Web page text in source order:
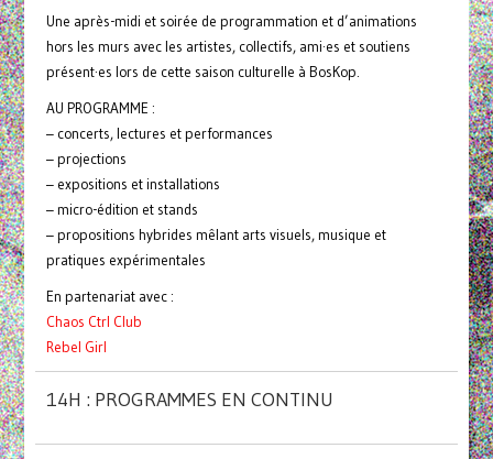
Une après-midi et soirée de programmation et d’animations
hors les murs avec les artistes, collectifs, ami·es et soutiens
présent·es lors de cette saison culturelle à BosKop.
AU PROGRAMME :
– concerts, lectures et performances
– projections
– expositions et installations
– micro-édition et stands
– propositions hybrides mêlant arts visuels, musique et
pratiques expérimentales
En partenariat avec :
Chaos Ctrl Club
Rebel Girl
14H : PROGRAMMES EN CONTINU